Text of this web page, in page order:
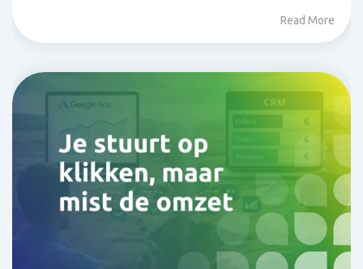
Read More